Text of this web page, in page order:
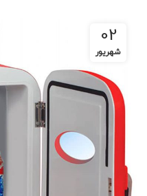
02
شهریور